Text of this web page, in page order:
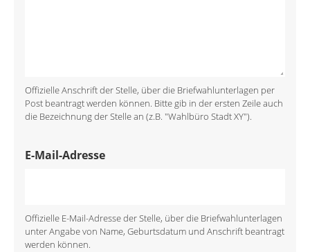
Offizielle Anschrift der Stelle, über die Briefwahlunterlagen per
Post beantragt werden können. Bitte gib in der ersten Zeile auch
die Bezeichnung der Stelle an (z.B. "Wahlbüro Stadt XY").
E-Mail-Adresse
Offizielle E-Mail-Adresse der Stelle, über die Briefwahlunterlagen
unter Angabe von Name, Geburtsdatum und Anschrift beantragt
werden können.